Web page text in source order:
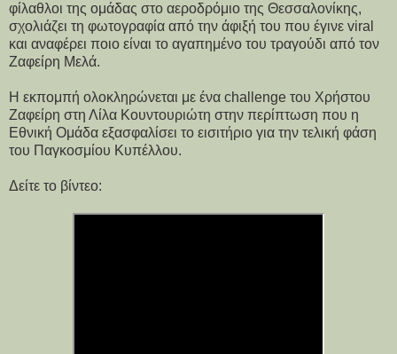
φίλαθλοι της ομάδας στο αεροδρόμιο της Θεσσαλονίκης,
σχολιάζει τη φωτογραφία από την άφιξή του που έγινε viral
και αναφέρει ποιο είναι το αγαπημένο του τραγούδι από τον
Ζαφείρη Μελά.
Η εκπομπή ολοκληρώνεται με ένα challenge του Χρήστου
Ζαφείρη στη Λίλα Κουντουριώτη στην περίπτωση που η
Εθνική Ομάδα εξασφαλίσει το εισιτήριο για την τελική φάση
του Παγκοσμίου Κυπέλλου.
Δείτε το βίντεο: